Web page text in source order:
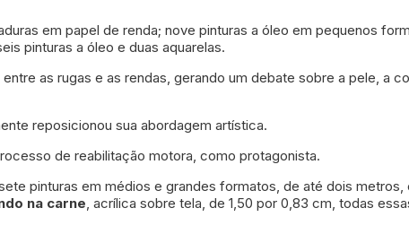
em papel de renda; nove pinturas a óleo em pequenos
pinturas a óleo e duas aquarelas.
as rugas e as rendas, gerando um debate sobre a pele, a
reposicionou sua abordagem artística.
de reabilitação motora, como protagonista.
pinturas em médios e grandes formatos, de até dois metros,
na carne, acrílica sobre tela, de 1,50 por 0,83 cm, todas